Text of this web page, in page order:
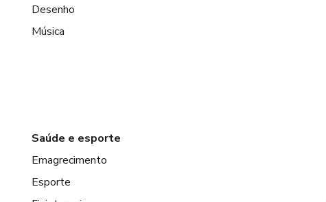
Desenho
Música
Saúde e esporte
Emagrecimento
Esporte